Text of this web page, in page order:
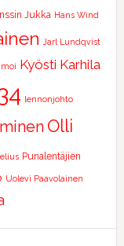
Jukka Hans Wind
Jarl Lundqvist
Kyösti Karhila
lennonjohto
Olli
Punalentäjien
Uolevi Paavolainen